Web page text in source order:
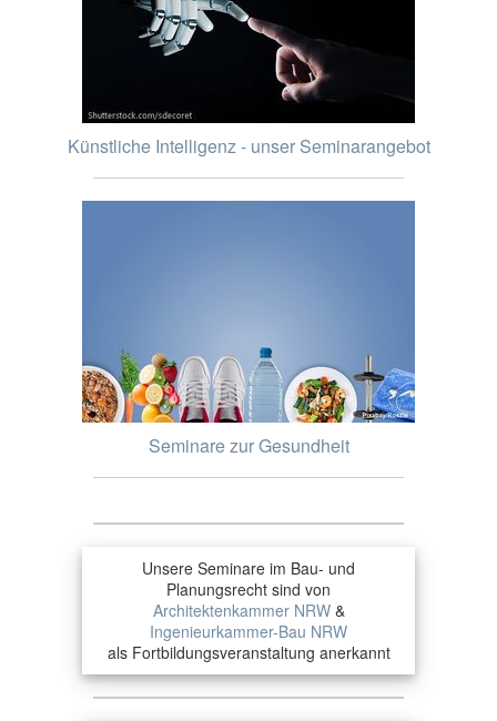
Künstliche Intelligenz - unser Seminarangebot
Seminare zur Gesundheit
Unsere Seminare im Bau- und
Planungsrecht sind von
Architektenkammer NRW&
Ingenieurkammer-Bau NRW
als Fortbildungsveranstaltung anerkannt